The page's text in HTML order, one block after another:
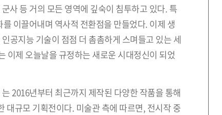
사 등 거의 모든 영역에 깊숙이 침투하고 있다. 특
이끌어내며 역사적 전환점을 만들었다. 이제 생
공지능 기술이 점점 더 촘촘하게 스며들고 있는 세
이제 오늘날을 규정하는 새로운 시대정신이 되었
2016년부터 최근까지 제작된 다양한 작품을 통해
대규모 기획전이다. 미술관 측에 따르면, 전시작 중